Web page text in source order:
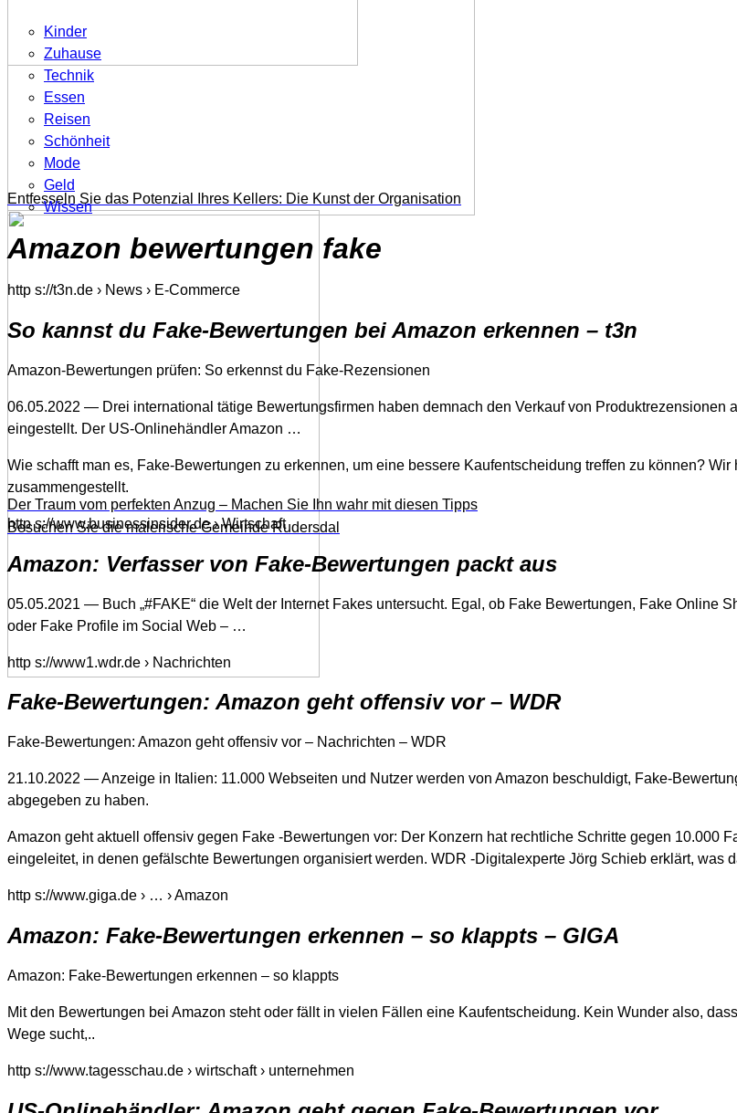
Entfesseln Sie das Potenzial Ihres Kellers: Die Kunst der Organisation
Der Traum vom perfekten Anzug – Machen Sie Ihn wahr mit diesen Tipps
Besuchen Sie die malerische Gemeinde Rudersdal
Kinder
Zuhause
Technik
Essen
Reisen
Schönheit
Mode
Geld
Wissen
Amazon bewertungen fake
http s://t3n.de › News › E-Commerce
So kannst du Fake-Bewertungen bei Amazon erkennen – t3n
Amazon-Bewertungen prüfen: So erkennst du Fake-Rezensionen
06.05.2022 — Drei international tätige Bewertungsfirmen haben demnach den Verkauf von Produktrezensionen
eingestellt. Der US-Onlinehändler Amazon …
Wie schafft man es, Fake-Bewertungen zu erkennen, um eine bessere Kaufentscheidung treffen zu können?
zusammengestellt.
http s://www.businessinsider.de › Wirtschaft
Amazon: Verfasser von Fake-Bewertungen packt aus
05.05.2021 — Buch „#FAKE“ die Welt der Internet Fakes untersucht. Egal, ob Fake Bewertungen, Fake Online
oder Fake Profile im Social Web – …
http s://www1.wdr.de › Nachrichten
Fake-Bewertungen: Amazon geht offensiv vor – WDR
Fake-Bewertungen: Amazon geht offensiv vor – Nachrichten – WDR
21.10.2022 — Anzeige in Italien: 11.000 Webseiten und Nutzer werden von Amazon beschuldigt, Fake-
abgegeben zu haben.
Amazon geht aktuell offensiv gegen Fake -Bewertungen vor: Der Konzern hat rechtliche Schritte gegen 10.000
eingeleitet, in denen gefälschte Bewertungen organisiert werden. WDR -Digitalexperte Jörg Schieb erklärt, was
http s://www.giga.de › … › Amazon
Amazon: Fake-Bewertungen erkennen – so klappts – GIGA
Amazon: Fake-Bewertungen erkennen – so klappts
Mit den Bewertungen bei Amazon steht oder fällt in vielen Fällen eine Kaufentscheidung. Kein Wunder also,
Wege sucht,..
http s://www.tagesschau.de › wirtschaft › unternehmen